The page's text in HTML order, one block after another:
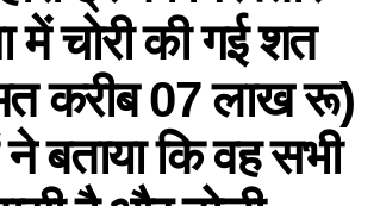
चोरी की गई शत
करीब 07 लाख रू)
बताया कि वह सभी